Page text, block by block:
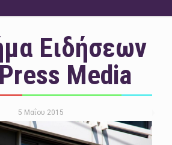
Ειδήσεων
Media
5 Μαΐου 2015